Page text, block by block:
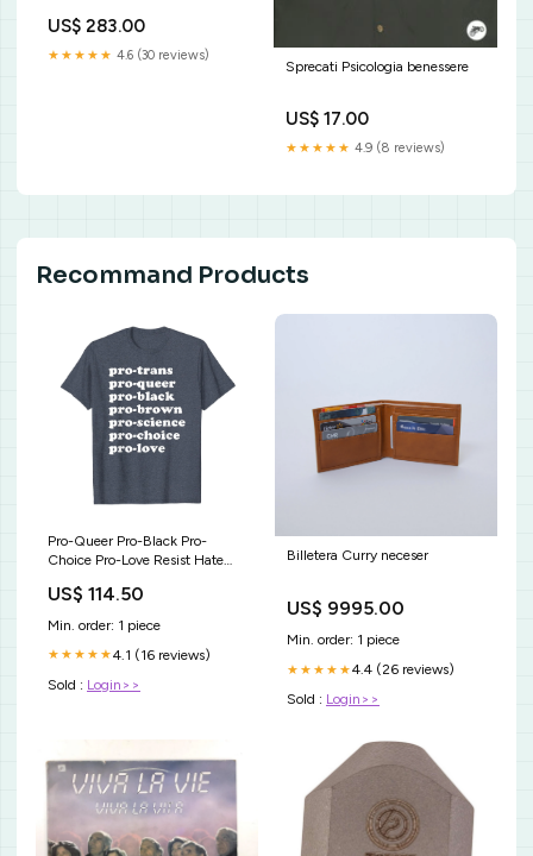
Competition Clutch
SKU:6057-1620
US$ 283.00
★★★★★ 4.6 (30 reviews)
Sprecati Psicologia benessere
US$ 17.00
★★★★★ 4.9 (8 reviews)
Recommand Products
Pro-Queer Pro-Black Pro-
Choice Pro-Love Resist Hate
Dreamed I'd End Up Marrying
A Perfect Husband Shirt T-
Shirt
US$ 114.50
Min. order: 1 piece
★★★★★4.1 (16 reviews)
Sold : Login>>
Billetera Curry neceser
US$ 9995.00
Min. order: 1 piece
★★★★★4.4 (26 reviews)
Sold : Login>>